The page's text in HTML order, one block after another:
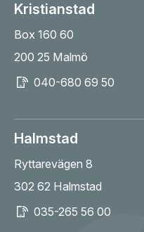
Kristianstad
Box 160 60
200 25 Malmö
040-680 69 50
Halmstad
Ryttarevägen 8
302 62 Halmstad
035-265 56 00